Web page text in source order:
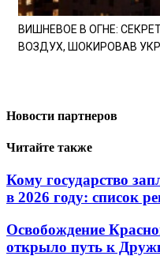
ВИШНЕВОЕ В ОГНЕ:
ВОЗДУХ, ШОКИРОВАВ
Новости партнеров
Читайте также
Кому государство
в 2026 году: список
Освобождение
открыло путь к